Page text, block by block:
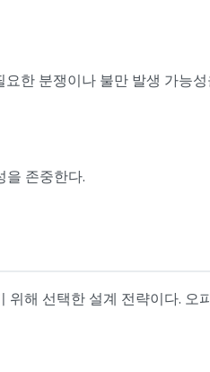
한 분쟁이나 불만 발생 가능
을 존중한다.
해 선택한 설계 전략이다. 오